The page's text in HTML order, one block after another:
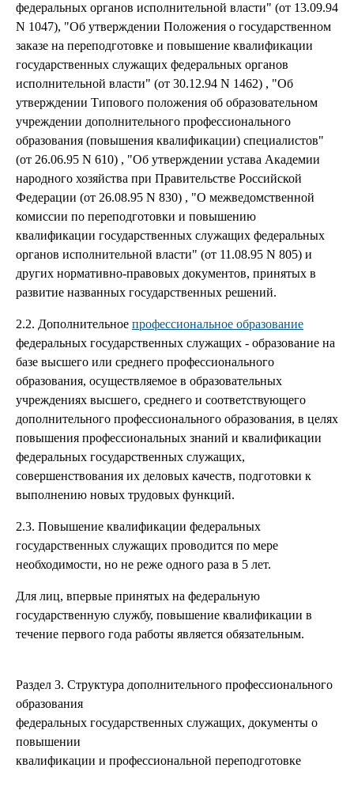
федеральных органов исполнительной власти" (от 13.09.94
N 1047), "Об утверждении Положения о государственном
заказе на переподготовке и повышение квалификации
государственных служащих федеральных органов
исполнительной власти" (от 30.12.94 N 1462) , "Об
утверждении Типового положения об образовательном
учреждении дополнительного профессионального
образования (повышения квалификации) специалистов"
(от 26.06.95 N 610) , "Об утверждении устава Академии
народного хозяйства при Правительстве Российской
Федерации (от 26.08.95 N 830) , "О межведомственной
комиссии по переподготовки и повышению
квалификации государственных служащих федеральных
органов исполнительной власти" (от 11.08.95 N 805) и
других нормативно-правовых документов, принятых в
развитие названных государственных решений.
2.2. Дополнительное профессиональное образование
федеральных государственных служащих - образование на
базе высшего или среднего профессионального
образования, осуществляемое в образовательных
учреждениях высшего, среднего и соответствующего
дополнительного профессионального образования, в целях
повышения профессиональных знаний и квалификации
федеральных государственных служащих,
совершенствования их деловых качеств, подготовки к
выполнению новых трудовых функций.
2.3. Повышение квалификации федеральных
государственных служащих проводится по мере
необходимости, но не реже одного раза в 5 лет.
Для лиц, впервые принятых на федеральную
государственную службу, повышение квалификации в
течение первого года работы является обязательным.
Раздел 3. Структура дополнительного профессионального
образования
федеральных государственных служащих, документы о
повышении
квалификации и профессиональной переподготовке